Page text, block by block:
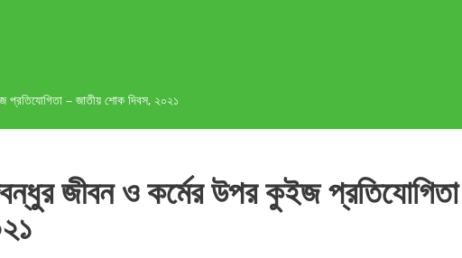
প্রতিযোগিতা – জাতীয় শোক দিবস, ২০২১
জীবন ও কর্মের উপর কুইজ